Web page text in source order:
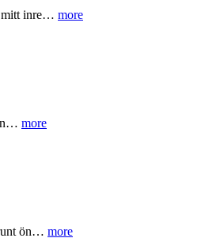
mitt inre… more
more
ön… more